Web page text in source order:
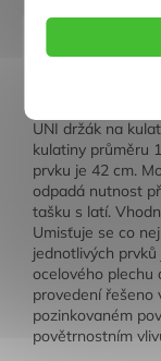
Detailní
UNI držák na
kulatiny průměru
prvku je 42 cm.
odpadá nutnost
tašku s latí.
Umisťuje se co
jednotlivých
ocelového plechu
provedení řešeno
pozinkovaném
povětrnostním